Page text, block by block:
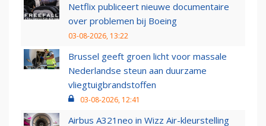
Netflix publiceert nieuwe documentaire
over problemen bij Boeing
03-08-2026, 13:22
Brussel geeft groen licht voor massale
Nederlandse steun aan duurzame
vliegtuigbrandstoffen
03-08-2026, 12:41
Airbus A321neo in Wizz Air-kleurstelling